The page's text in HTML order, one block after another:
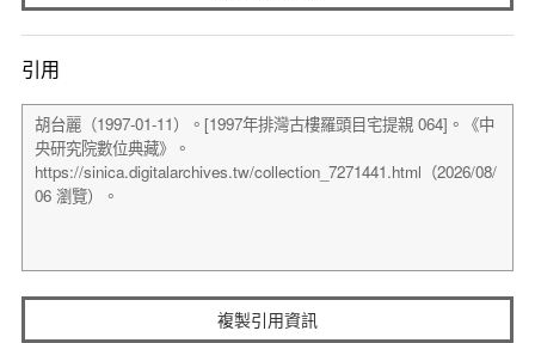
引用
複製引用資訊